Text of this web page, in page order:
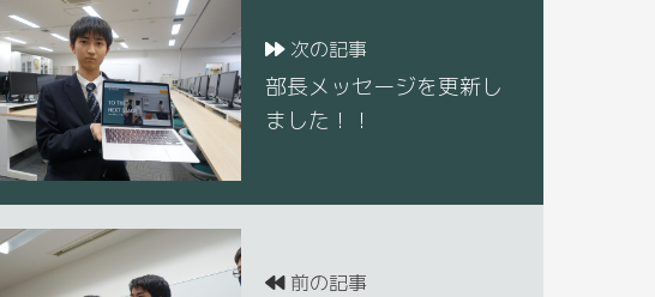
次の記事
部長メッセージを更新し
ました！！
前の記事